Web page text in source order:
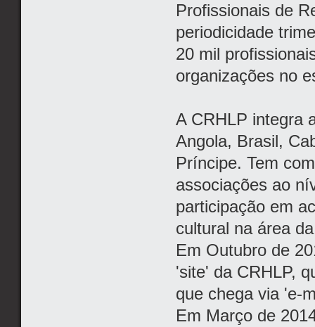
Profissionais de
periodicidade
20 mil
organizações no
A CRHLP integra
Angola, Brasil,
Príncipe. Tem
associações ao
participação em
cultural na área
Em Outubro de
'site' da CRHLP,
que chega via 'e-
Em Março de